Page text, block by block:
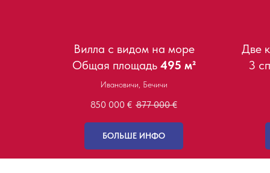
Вилла с видом на море
Общая площадь 495 м²
Ивановичи, Бечичи
850 000 € 877 000 €
БОЛЬШЕ ИНФО
Две
3